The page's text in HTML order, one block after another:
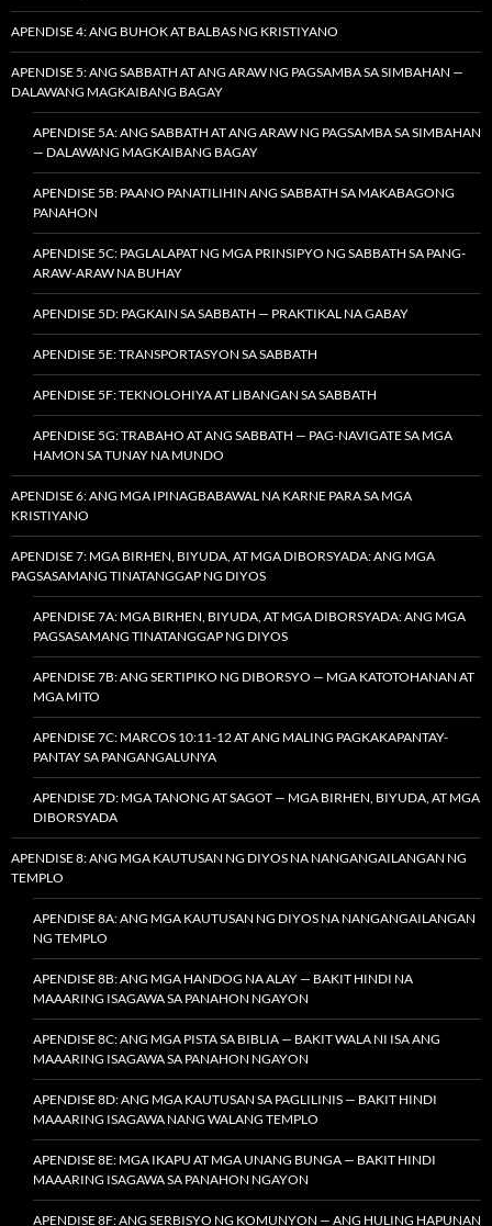
APENDISE 4: ANG BUHOK AT BALBAS NG KRISTIYANO
APENDISE 5: ANG SABBATH AT ANG ARAW NG PAGSAMBA SA SIMBAHAN —
DALAWANG MAGKAIBANG BAGAY
APENDISE 5A: ANG SABBATH AT ANG ARAW NG PAGSAMBA SA SIMBAHAN
— DALAWANG MAGKAIBANG BAGAY
APENDISE 5B: PAANO PANATILIHIN ANG SABBATH SA MAKABAGONG
PANAHON
APENDISE 5C: PAGLALAPAT NG MGA PRINSIPYO NG SABBATH SA PANG-
ARAW-ARAW NA BUHAY
APENDISE 5D: PAGKAIN SA SABBATH — PRAKTIKAL NA GABAY
APENDISE 5E: TRANSPORTASYON SA SABBATH
APENDISE 5F: TEKNOLOHIYA AT LIBANGAN SA SABBATH
APENDISE 5G: TRABAHO AT ANG SABBATH — PAG-NAVIGATE SA MGA
HAMON SA TUNAY NA MUNDO
APENDISE 6: ANG MGA IPINAGBABAWAL NA KARNE PARA SA MGA
KRISTIYANO
APENDISE 7: MGA BIRHEN, BIYUDA, AT MGA DIBORSYADA: ANG MGA
PAGSASAMANG TINATANGGAP NG DIYOS
APENDISE 7A: MGA BIRHEN, BIYUDA, AT MGA DIBORSYADA: ANG MGA
PAGSASAMANG TINATANGGAP NG DIYOS
APENDISE 7B: ANG SERTIPIKO NG DIBORSYO — MGA KATOTOHANAN AT
MGA MITO
APENDISE 7C: MARCOS 10:11-12 AT ANG MALING PAGKAKAPANTAY-
PANTAY SA PANGANGALUNYA
APENDISE 7D: MGA TANONG AT SAGOT — MGA BIRHEN, BIYUDA, AT MGA
DIBORSYADA
APENDISE 8: ANG MGA KAUTUSAN NG DIYOS NA NANGANGAILANGAN NG
TEMPLO
APENDISE 8A: ANG MGA KAUTUSAN NG DIYOS NA NANGANGAILANGAN
NG TEMPLO
APENDISE 8B: ANG MGA HANDOG NA ALAY — BAKIT HINDI NA
MAAARING ISAGAWA SA PANAHON NGAYON
APENDISE 8C: ANG MGA PISTA SA BIBLIA — BAKIT WALA NI ISA ANG
MAAARING ISAGAWA SA PANAHON NGAYON
APENDISE 8D: ANG MGA KAUTUSAN SA PAGLILINIS — BAKIT HINDI
MAAARING ISAGAWA NANG WALANG TEMPLO
APENDISE 8E: MGA IKAPU AT MGA UNANG BUNGA — BAKIT HINDI
MAAARING ISAGAWA SA PANAHON NGAYON
APENDISE 8F: ANG SERBISYO NG KOMUNYON — ANG HULING HAPUNAN